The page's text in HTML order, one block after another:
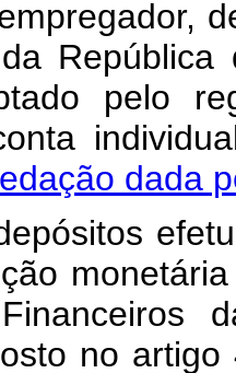
pelo
dada
no artigo